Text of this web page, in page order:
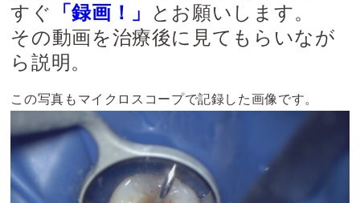
すぐ
「録画！」
とお願いします。
その動画を治療後に見てもらいなが
ら説明。
この写真もマイクロスコープで記録した画像です。